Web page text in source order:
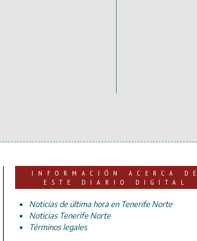
INFORMACIÓN ACERCA DE
ESTE DIARIO DIGITAL
Noticias de última hora en Tenerife Norte
Noticias Tenerife Norte
Términos legales